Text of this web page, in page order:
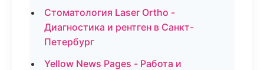
Стоматология Laser Ortho -
Диагностика и рентген в Санкт-
Петербург
Yellow News Pages - Работа и